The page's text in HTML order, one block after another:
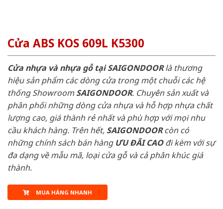
Cửa ABS KOS 609L K5300
Cửa nhựa và nhựa gỗ tại SAIGONDOORlà thương
hiệu sản phẩm các dòng cửa trong một chuỗi các hệ
thống ShowroomSAIGONDOOR. Chuyên sản xuất và
phân phối những dòng cửa nhựa và hỗ hợp nhựa chất
lượng cao, giá thành rẻ nhất và phù hợp với mọi nhu
cầu khách hàng. Trên hết, SAIGONDOORcòn có
những chính sách bán hàng ƯU ĐÃI CAOđi kèm với sự
đa dạng về mẫu mã, loại cửa gỗ và cả phân khúc giá
thành.
MUA HÀNG NHANH